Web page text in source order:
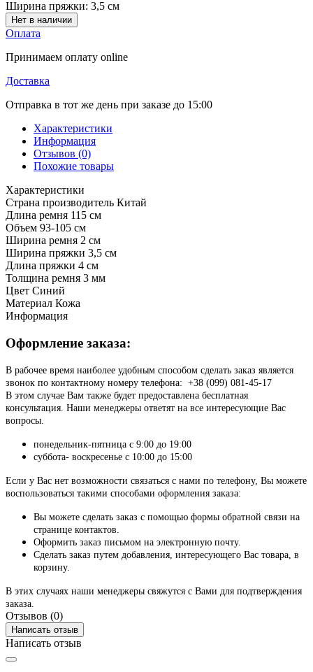
Ширина пряжки: 3,5 см
Нет в наличии
Оплата
Принимаем оплату online
Доставка
Отправка в тот же день при заказе до 15:00
Характеристики
Информация
Отзывов (0)
Похожие товары
Характеристики
Страна производитель Китай
Длина ремня 115 см
Объем 93-105 см
Ширина ремня 2 см
Ширина пряжки 3,5 см
Длина пряжки 4 см
Толщина ремня 3 мм
Цвет Синий
Материал Кожа
Информация
Оформление заказа:
В рабочее время наиболее удобным способом сделать заказ является
звонок по контактному номеру телефона: +38 (099) 081-45-17
В этом случае Вам также будет предоставлена бесплатная
консультация. Наши менеджеры ответят на все интересующие Вас
вопросы.
понедельник-пятница с 9:00 до 19:00
суббота- воскресенье с 10:00 до 15:00
Если у Вас нет возможности связаться с нами по телефону, Вы можете
воспользоваться такими способами оформления заказа:
Вы можете сделать заказ с помощью формы обратной связи на
странице контактов.
Оформить заказ письмом на электронную почту.
Сделать заказ путем добавления, интересующего Вас товара, в
корзину.
В этих случаях наши менеджеры свяжутся с Вами для подтверждения
заказа.
Отзывов (0)
Написать отзыв
Написать отзыв